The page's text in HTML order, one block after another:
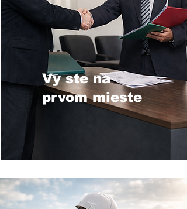
Vy ste na
prvom mieste